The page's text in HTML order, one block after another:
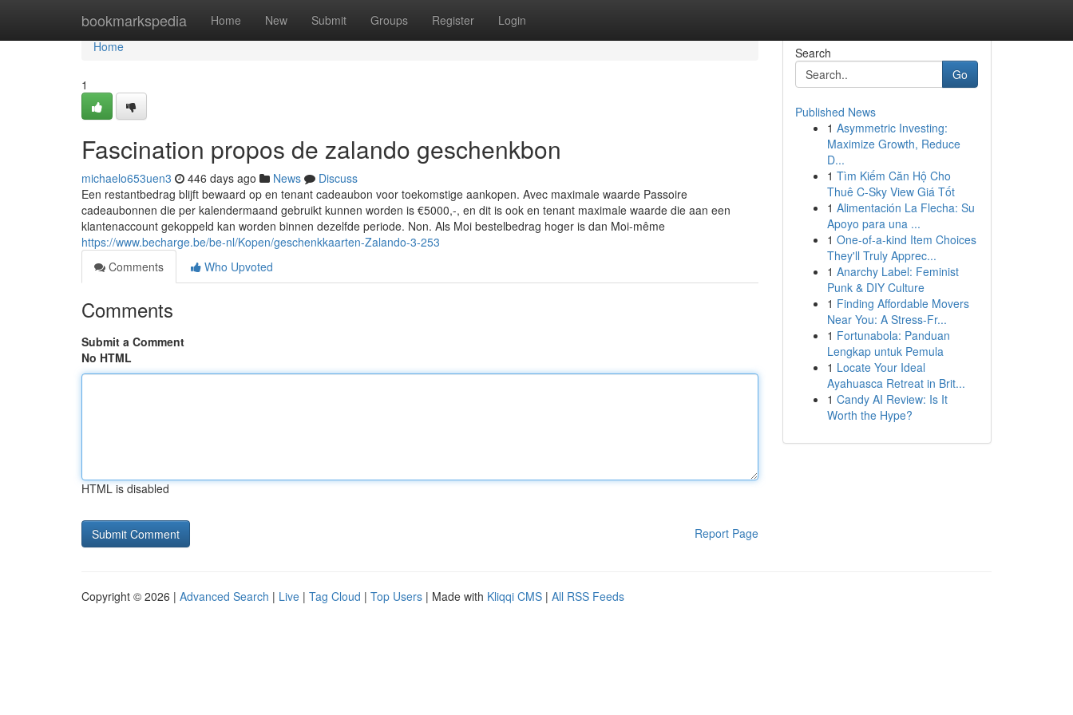
bookmarkspedia Home New Submit Groups Register Login
Home
Home
1
Fascination propos de zalando geschenkbon
michaelo653uen3 446 days ago News
Discuss
Een restantbedrag blijft bewaard op en tenant cadeaubon voor toekomstige aankopen. Avec maximale waarde Passoire
cadeaubonnen die per kalendermaand gebruikt kunnen worden is €5000,-, en dit is ook en tenant maximale waarde die aan een
klantenaccount gekoppeld kan worden binnen dezelfde periode. Non. Als Moi bestelbedrag hoger is dan Moi-même
https://www.becharge.be/be-nl/Kopen/geschenkkaarten-Zalando-3-253
Comments
Who Upvoted
Comments
Submit a Comment
No HTML
HTML is disabled
Report Page
Search
Go
Published News
1 Asymmetric Investing:
Maximize Growth, Reduce
D...
1 Tìm Kiếm Căn Hộ Cho
Thuê C-Sky View Giá Tốt
1 Alimentación La Flecha: Su
Apoyo para una ...
1 One-of-a-kind Item Choices
They'll Truly Apprec...
1 Anarchy Label: Feminist
Punk & DIY Culture
1 Finding Affordable Movers
Near You: A Stress-Fr...
1 Fortunabola: Panduan
Lengkap untuk Pemula
1 Locate Your Ideal
Ayahuasca Retreat in Brit...
1 Candy AI Review: Is It
Worth the Hype?
Copyright © 2026 | Advanced Search | Live | Tag Cloud | Top Users | Made with Kliqqi CMS | All RSS Feeds